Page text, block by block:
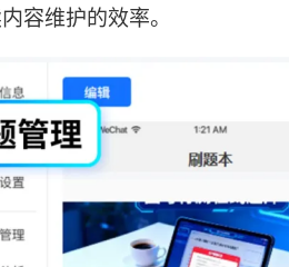
容维护的效率。